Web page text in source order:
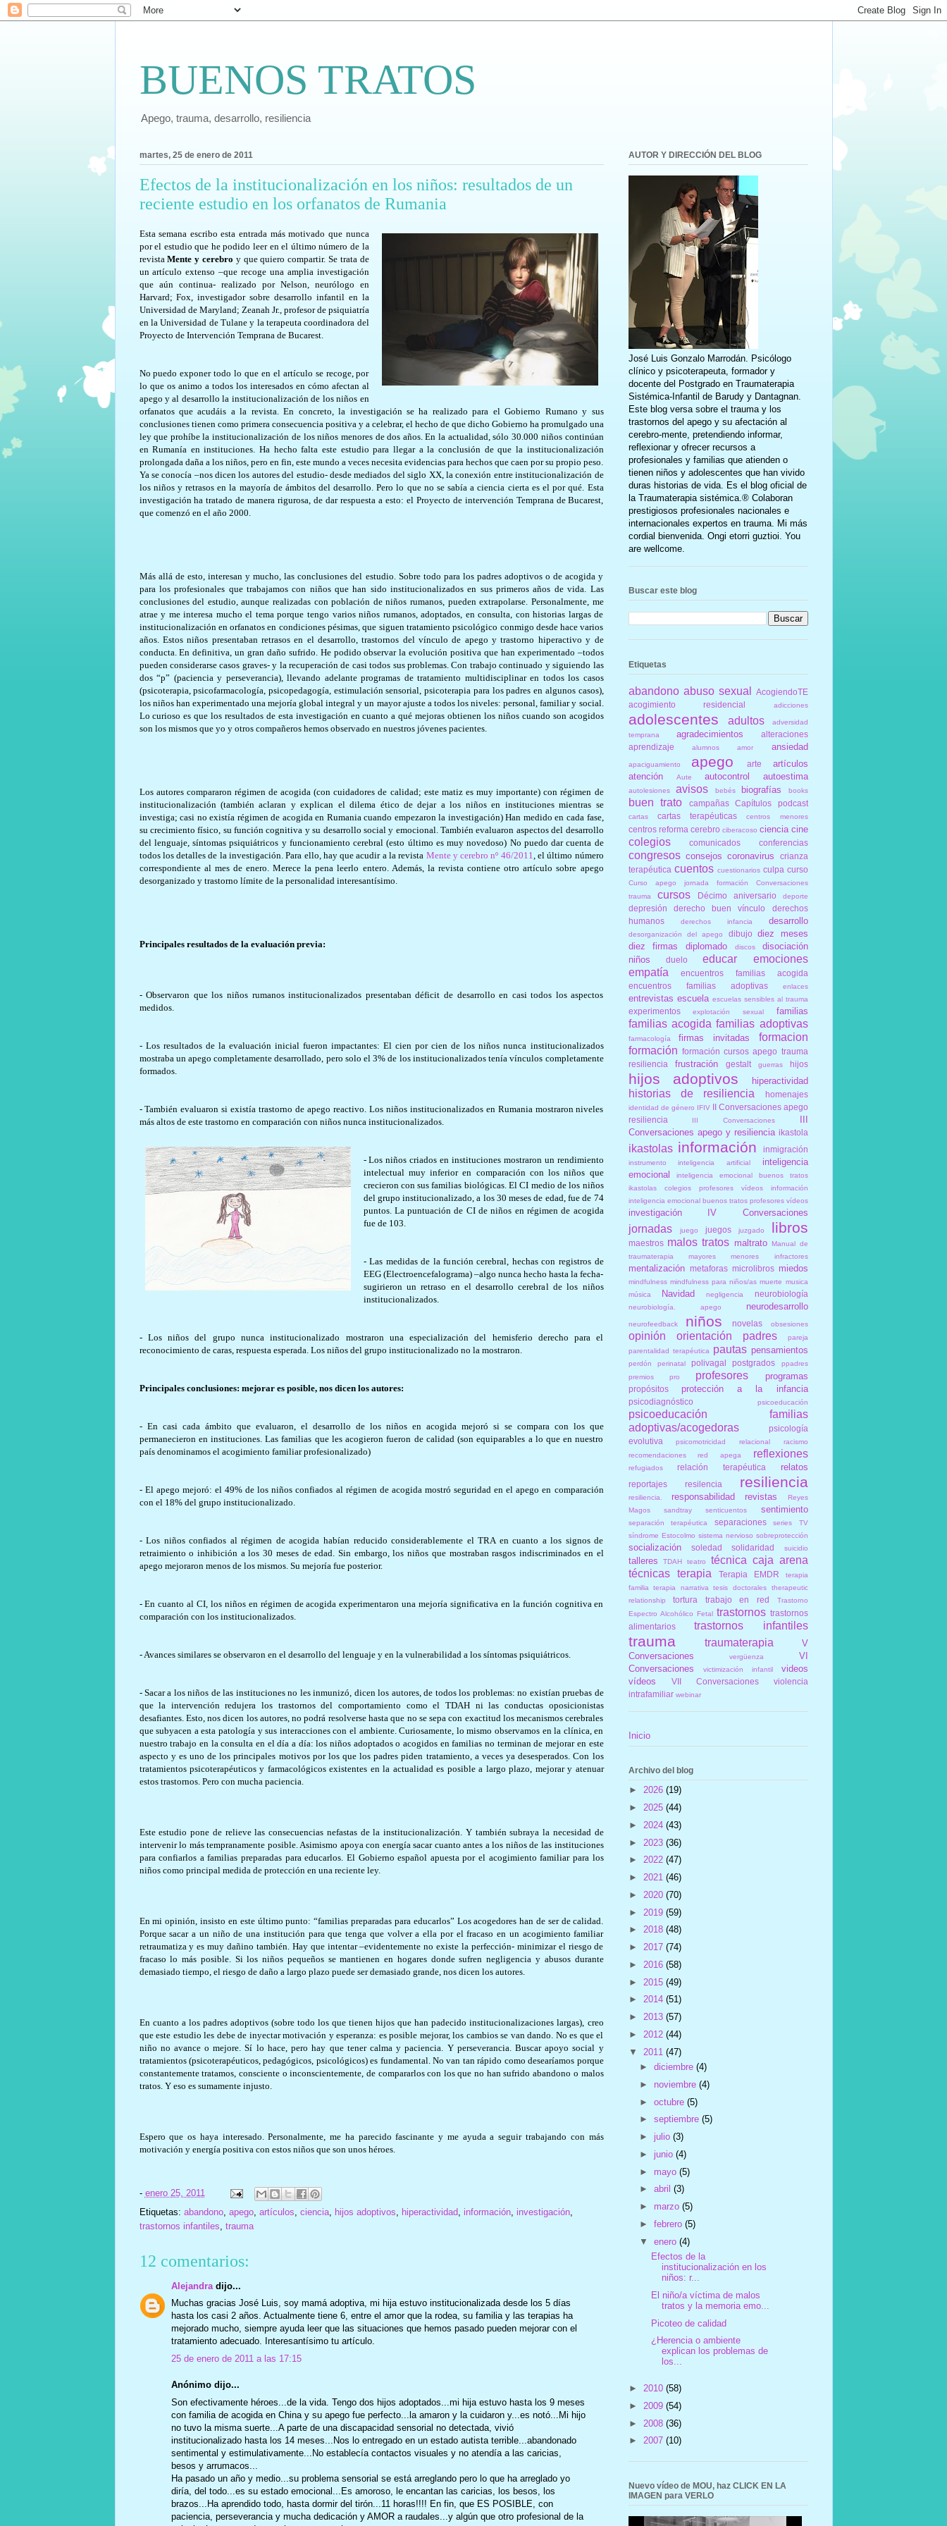
BUENOS TRATOS
Apego, trauma, desarrollo, resiliencia
martes, 25 de enero de 2011
Efectos de la institucionalización en los niños: resultados de un
reciente estudio en los orfanatos de Rumania
Esta semana escribo esta entrada más motivado que nunca
por el estudio que he podido leer en el último número de la
revistaMente y cerebro y que quiero compartir. Se trata de
un artículo extenso –que recoge una amplia investigación
que aún continua- realizado por Nelson, neurólogo en
Harvard; Fox, investigador sobre desarrollo infantil en la
Universidad de Maryland; Zeanah Jr., profesor de psiquiatría
en la Universidad de Tulane y la terapeuta coordinadora del
Proyecto de Intervención Temprana de Bucarest.
No puedo exponer todo lo que en el artículo se recoge, por
lo que os animo a todos los interesados en cómo afectan al
apego y al desarrollo la institucionalización de los niños en
orfanatos que acudáis a la revista. En concreto, la investigación se ha realizado para el Gobierno Rumano y sus
conclusiones tienen como primera consecuencia positiva y a celebrar, el hecho de que dicho Gobierno ha promulgado una
ley que prohíbe la institucionalización de los niños menores de dos años. En la actualidad, sólo 30.000 niños continúan
en Rumanía en instituciones. Ha hecho falta este estudio para llegar a la conclusión de que la institucionalización
prolongada daña a los niños, pero en fin, este mundo a veces necesita evidencias para hechos que caen por su propio peso.
Ya se conocía –nos dicen los autores del estudio- desde mediados del siglo XX, la conexión entre institucionalización de
los niños y retrasos en la mayoría de ámbitos del desarrollo. Pero lo que no se sabía a ciencia cierta es el por qué. Esta
investigación ha tratado de manera rigurosa, de dar respuesta a esto: el Proyecto de intervención Temprana de Bucarest,
que comenzó en el año 2000.
Más allá de esto, interesan y mucho, las conclusiones del estudio. Sobre todo para los padres adoptivos o de acogida y
para los profesionales que trabajamos con niños que han sido institucionalizados en sus primeros años de vida. Las
conclusiones del estudio, aunque realizadas con población de niños rumanos, pueden extrapolarse. Personalmente, me
atrae y me interesa mucho el tema porque tengo varios niños rumanos, adoptados, en consulta, con historias largas de
institucionalización en orfanatos en condiciones pésimas, que siguen tratamiento psicológico conmigo desde hace varios
años. Estos niños presentaban retrasos en el desarrollo, trastornos del vínculo de apego y trastorno hiperactivo y de
conducta. En definitiva, un gran daño sufrido. He podido observar la evolución positiva que han experimentado –todos
pueden considerarse casos graves- y la recuperación de casi todos sus problemas. Con trabajo continuado y siguiendo las
dos “p” (paciencia y perseverancia), llevando adelante programas de tratamiento multidisciplinar en todos los casos
(psicoterapia, psicofarmacología, psicopedagogía, estimulación sensorial, psicoterapia para los padres en algunos casos),
los niños han experimentado una mejoría global integral y un mayor ajuste a todos los niveles: personal, familiar y social.
Lo curioso es que los resultados de esta investigación en cuanto a qué mejoras obtienen los niños cuando son acogidos
son los mismos que yo y otros compañeros hemos observado en nuestros jóvenes pacientes.
Los autores compararon régimen de acogida (con cuidadores de calidad; este matiz es muy importante) con régimen de
institucionalización (también aclaran y explican el dilema ético de dejar a los niños en instituciones mientras se
investiga; casi no existía régimen de acogida en Rumania cuando empezaron la investigación) Han medido en cada fase,
su crecimiento físico, su función cognitiva y su desarrollo social y emocional. También evaluaron aspectos del desarrollo
del lenguaje, síntomas psiquiátricos y funcionamiento cerebral (esto último es muy novedoso) No puedo dar cuenta de
todos los detalles de la investigación. Para ello, hay que acudir a la revista Mente y cerebro nº 46/2011 , el último número
correspondiente al mes de enero. Merece la pena leerlo entero. Además, la revista contiene otro artículo sobre apego
desorganizado y trastorno límite de la personalidad interesantísimo.
Principales resultados de la evaluación previa:
- Observaron que los niños rumanos institucionalizados presentaban déficit de desarrollo en casi todos los aspectos
medidos.
- Los resultados de la evaluación inicial fueron impactantes: El cien por cien de los niños nunca institucionalizados
mostraba un apego completamente desarrollado, pero solo el 3% de los institucionalizados tenía vínculos completamente
formados.
- También evaluaron si existía trastorno de apego reactivo. Los niños institucionalizados en Rumania mostraron niveles
más altos de este trastorno en comparación con niños nunca institucionalizados.
- Los niños criados en instituciones mostraron un rendimiento
intelectual muy inferior en comparación con los niños que
crecieron con sus familias biológicas. El CI medio de los niños
del grupo institucionalizado, a los 30 meses de edad, fue de 74
puntos. La puntuación de CI de niños en régimen de acogida
fue de 103.
- Las medidas de la función cerebral, hechas con registros de
EEG (Electroencefalograma) –algo nunca hecho hasta la fecha-
sugirieron un retraso en el desarrollo cerebral de los niños
institucionalizados.
- Los niños del grupo nunca institucionalizado mostraron una especialización del hemisferio derecho para el
reconocimiento de caras, respuesta esperada. Los niños del grupo institucionalizado no la mostraron.
Principales conclusiones: mejorar es posible, nos dicen los autores:
- En casi cada ámbito que evaluaron, el desarrollo de los niños en acogida mejoró si se compara con los que
permanecieron en instituciones. Las familias que les acogieron fueron de calidad (son equiparables a lo que en nuestro
país denominamos el acogimiento familiar profesionalizado)
- El apego mejoró: el 49% de los niños confiados al régimen de acogida mostró seguridad en el apego en comparación
con el 18% del grupo institucionalizado.
- Los niños confiados al régimen de acogida habían reducido considerablemente el TRA en cuanto a los signos de
retraimiento o inhibición a los 30 meses de edad. Sin embargo, los niños que mostraban rasgos indiscriminados en el
apego mejoraron menos de los mismos. Su mejoría fue posterior.
- En cuanto al CI, los niños en régimen de acogida experimentaron una mejoría significativa en la función cognitiva en
comparación con los institucionalizados.
- Avances similares se observaron en el desarrollo del lenguaje y en la vulnerabilidad a los síntomas psiquiátricos.
- Sacar a los niños de las instituciones no les inmunizó, dicen los autores, de todos los problemas: no existían pruebas de
que la intervención redujera los trastornos del comportamiento como el TDAH ni las conductas oposicionistas
desafiantes. Esto, nos dicen los autores, no podrá resolverse hasta que no se sepa con exactitud los mecanismos cerebrales
que subyacen a esta patología y sus interacciones con el ambiente. Curiosamente, lo mismo observamos en la clínica, en
nuestro trabajo en la consulta en el día a día: los niños adoptados o acogidos en familias no terminan de mejorar en este
aspecto y es uno de los principales motivos por los que los padres piden tratamiento, a veces ya desesperados. Con los
tratamientos psicoterapéuticos y farmacológicos existentes en la actualidad es posible a largo plazo, mejorar y atenuar
estos trastornos. Pero con mucha paciencia.
Este estudio pone de relieve las consecuencias nefastas de la institucionalización. Y también subraya la necesidad de
intervenir lo más tempranamente posible. Asimismo apoya con energía sacar cuanto antes a los niños de las instituciones
para confiarlos a familias preparadas para educarlos. El Gobierno español apuesta por el acogimiento familiar para los
niños como principal medida de protección en una reciente ley.
En mi opinión, insisto en este último punto: “familias preparadas para educarlos” Los acogedores han de ser de calidad.
Porque sacar a un niño de una institución para que tenga que volver a ella por el fracaso en un acogimiento familiar
retraumatiza y es muy dañino también. Hay que intentar –evidentemente no existe la perfección- minimizar el riesgo de
fracaso lo más posible. Si los niños pequeños se mantienen en hogares donde sufren negligencia y abusos durante
demasiado tiempo, el riesgo de daño a largo plazo puede ser demasiado grande, nos dicen los autores.
En cuanto a los padres adoptivos (sobre todo los que tienen hijos que han padecido institucionalizaciones largas), creo
que este estudio les debe de inyectar motivación y esperanza: es posible mejorar, los cambios se van dando. No es que el
niño no avance o mejore. Sí lo hace, pero hay que tener calma y paciencia. Y perseverancia. Buscar apoyo social y
tratamientos (psicoterapéuticos, pedagógicos, psicológicos) es fundamental. No van tan rápido como desearíamos porque
constantemente tratamos, consciente o inconscientemente, de compararlos con los que no han sufrido abandono o malos
tratos. Y eso es sumamente injusto.
Espero que os haya interesado. Personalmente, me ha parecido fascinante y me ayuda a seguir trabajando con más
motivación y energía positiva con estos niños que son unos héroes.
- enero 25, 2011
Etiquetas: abandono, apego, artículos ciencia, hijos adoptivos hiperactividad, información, investigación,
trastornos infantiles trauma
12 comentarios:
Alejandradijo...
Muchas gracias José Luis, soy mamá adoptiva, mi hija estuvo institucionalizada desde los 5 días
hasta los casi 2 años. Actualmente tiene 6, entre el amor que la rodea, su familia y las terapias ha
mejorado mucho, siempre ayuda leer que las situaciones que hemos pasado pueden mejorar con el
tratamiento adecuado. Interesantísimo tu artículo.
25 de enero de 2011 a las 17:15
Anónimo dijo...
Son efectivamente héroes...de la vida. Tengo dos hijos adoptados...mi hija estuvo hasta los 9 meses
con familia de acogida en China y su apego fue perfecto...la amaron y la cuidaron y...es notó...Mi hijo
no tuvo la misma suerte...A parte de una discapacidad sensorial no detectada, vivió
institucionalizado hasta los 14 meses...Nos lo entregado en un estado autista terrible...abandonado
sentimental y estimulativamente...No establecía contactos visuales y no atendía a las caricias,
besos y arrumacos...
Ha pasado un año y medio...su problema sensorial se está arreglando pero lo que ha arreglado yo
diría, del todo...es su estado emocional...Es amoroso, le encantan las caricias, los besos, los
brazos...Ha aprendido todo, hasta dormir del tirón...11 horas!!!! En fin, que ES POSIBLE, con
paciencia, perseverancia y mucha dedicación y AMOR a raudales...y algún que otro profesional de la
AUTOR Y DIRECCIÓN DEL BLOG
José Luis Gonzalo Marrodán. Psicólogo
clínico y psicoterapeuta, formador y
docente del Postgrado en Traumaterapia
Sistémica-Infantil de Barudy y Dantagnan.
Este blog versa sobre el trauma y los
trastornos del apego y su afectación al
cerebro-mente, pretendiendo informar,
reflexionar y ofrecer recursos a
profesionales y familias que atienden o
tienen niños y adolescentes que han vivido
duras historias de vida. Es el blog oficial de
la Traumaterapia sistémica.® Colaboran
prestigiosos profesionales nacionales e
internacionales expertos en trauma. Mi más
cordial bienvenida. Ongi etorri guztioi. You
are wellcome.
Buscar este blog
Etiquetas
abandono abuso sexual
AcogiendoTE
acogimiento residencial
adicciones
adolescentes adultos
adversidad
temprana
agradecimientos
alteraciones
aprendizaje
alumnos amor ansiedad
apaciguamiento apego arte
artículos
atención
Aute autocontrol autoestima
autolesiones avisos bebés biografías books
buen trato campañas Capítulos podcast
cartas cartas terapéuticas centros menores
centros reforma cerebro ciberacoso ciencia cine
colegios comunicados conferencias
congresos consejos coronavirus
crianza
terapéutica cuentos cuestionarios culpa curso
Curso apego jornada formación Conversaciones
trauma
cursos Décimo aniversario deporte
depresión derecho buen vínculo
derechos
humanos
derechos infancia desarrollo
desorganización del apego dibujo diez meses
diez firmas
diplomado discos
disociación
niños
duelo educar
emociones
empatía
encuentros familias acogida
encuentros familias adoptivas
enlaces
entrevistas escuela escuelas sensibles al trauma
experimentos explotación sexual familias
familias acogida familias adoptivas
farmacología firmas invitadas
formacion
formación formación cursos apego trauma
resiliencia
frustración gestalt guerras hijos
hijos adoptivos hiperactividad
historias de resiliencia homenajes
identidad de género IFIV II Conversaciones apego
resiliencia
III Conversaciones
III
Conversaciones apego y resiliencia ikastola
ikastolas información inmigración
instrumento inteligencia artificial
inteligencia
emocional
inteligencia emocional buenos tratos
ikastolas colegios profesores vídeos información
inteligencia emocional buenos tratos profesores vídeos
investigación IV Conversaciones
jornadas juego juegos juzgado libros
maestros malos tratos maltrato Manual de
traumaterapia
mayores menores infractores
mentalización metaforas microlibros miedos
mindfulness mindfulness para niños/as muerte musica
música
Navidad negligencia neurobiología
neurobiología. apego neurodesarrollo
neurofeedback niños novelas obsesiones
opinión orientación padres
pareja
parentalidad terapéutica
pautas pensamientos
perdón perinatal polivagal postgrados
ppadres
premios
pro profesores programas
propósitos protección a la infancia
psicodiagnóstico psicoeducación
psicoeducación familias
adoptivas/acogedoras
psicología
evolutiva
psicomotricidad relacional
racismo
recomendaciones
red apega reflexiones
refugiados relación terapéutica relatos
reportajes resilencia resiliencia
resiliencia. responsabilidad revistas
Reyes
Magos
sandtray senticuentos sentimiento
separación terapéutica separaciones
series TV
síndrome Estocolmo sistema nervioso sobreprotección
socialización soledad solidaridad suicidio
talleres TDAH teatro
técnica caja arena
técnicas
terapia Terapia EMDR
terapia
familia
terapia narrativa tesis doctorales
therapeutic
relationship
tortura trabajo en red
Trastorno
Espectro Alcohólico Fetal trastornos trastornos
alimentarios
trastornos infantiles
trauma traumaterapia
V
Conversaciones
vergüenza
VI
Conversaciones
victimización infantil
videos
vídeos
VII Conversaciones
violencia
intrafamiliar webinar
Inicio
Archivo del blog
► 2026 (19)
► 2025 (44)
► 2024 (43)
► 2023 (36)
► 2022 (47)
► 2021 (46)
► 2020 (70)
► 2019 (59)
► 2018 (48)
► 2017 (74)
► 2016 (58)
► 2015 (49)
► 2014 (51)
► 2013 (57)
► 2012 (44)
▼ 2011 (47)
►diciembre(4)
► noviembre(4)
►octubre(5)
►septiembre(5)
►julio(3)
►junio(4)
► mayo(5)
►abril(3)
► marzo(5)
►febrero(5)
▼enero(4)
Efectos de la
institucionalización en los
niños: r...
El niño/a víctima de malos
tratos y la memoria emo...
Picoteo de calidad
¿Herencia o ambiente
explican los problemas de
los...
► 2010 (58)
► 2009 (54)
► 2008 (36)
► 2007 (10)
Nuevo vídeo de MOU, haz CLICK EN LA
IMAGEN para VERLO